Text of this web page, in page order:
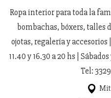
Ropa interior para toda la
bombachas, bóxers, talles
ojotas, regalería y
11.40 y 16.30 a 20 hs |
Tel: